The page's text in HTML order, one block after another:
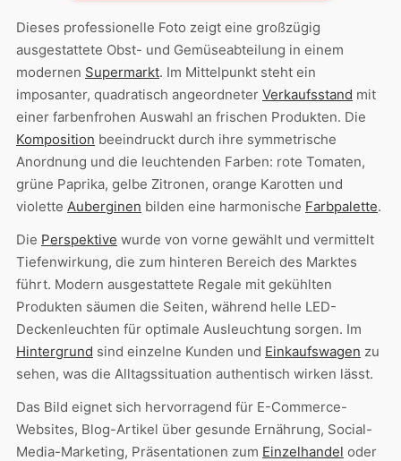
Dieses professionelle Foto zeigt eine großzügig
ausgestattete Obst- und Gemüseabteilung in einem
modernen Supermarkt. Im Mittelpunkt steht ein
imposanter, quadratisch angeordneter Verkaufsstand mit
einer farbenfrohen Auswahl an frischen Produkten. Die
Komposition beeindruckt durch ihre symmetrische
Anordnung und die leuchtenden Farben: rote Tomaten,
grüne Paprika, gelbe Zitronen, orange Karotten und
violette Auberginen bilden eine harmonische Farbpalette.
Die Perspektive wurde von vorne gewählt und vermittelt
Tiefenwirkung, die zum hinteren Bereich des Marktes
führt. Modern ausgestattete Regale mit gekühlten
Produkten säumen die Seiten, während helle LED-
Deckenleuchten für optimale Ausleuchtung sorgen. Im
Hintergrund sind einzelne Kunden und Einkaufswagen zu
sehen, was die Alltagssituation authentisch wirken lässt.
Das Bild eignet sich hervorragend für E-Commerce-
Websites, Blog-Artikel über gesunde Ernährung, Social-
Media-Marketing, Präsentationen zum Einzelhandel oder